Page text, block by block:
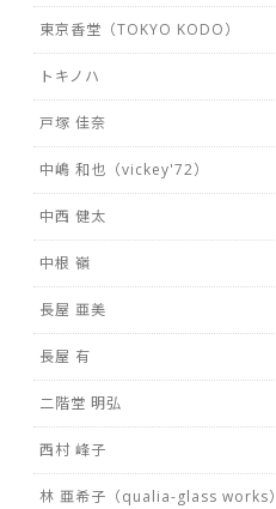
東京香堂（TOKYO KODO）
トキノハ
戸塚 佳奈
中嶋 和也（vickey'72）
中西 健太
中根 嶺
長屋 亜美
長屋 有
二階堂 明弘
西村 峰子
林 亜希子（qualia-glass works）